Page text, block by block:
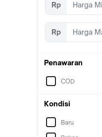
Rp
Rp
Penawaran
COD
Kondisi
Baru